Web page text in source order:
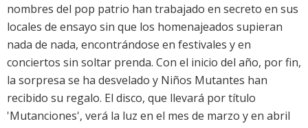
nombres del pop patrio han trabajado en secreto en sus
locales de ensayo sin que los homenajeados supieran
nada de nada, encontrándose en festivales y en
conciertos sin soltar prenda. Con el inicio del año, por fin,
la sorpresa se ha desvelado y Niños Mutantes han
recibido su regalo. El disco, que llevará por título
'Mutanciones', verá la luz en el mes de marzo y en abril